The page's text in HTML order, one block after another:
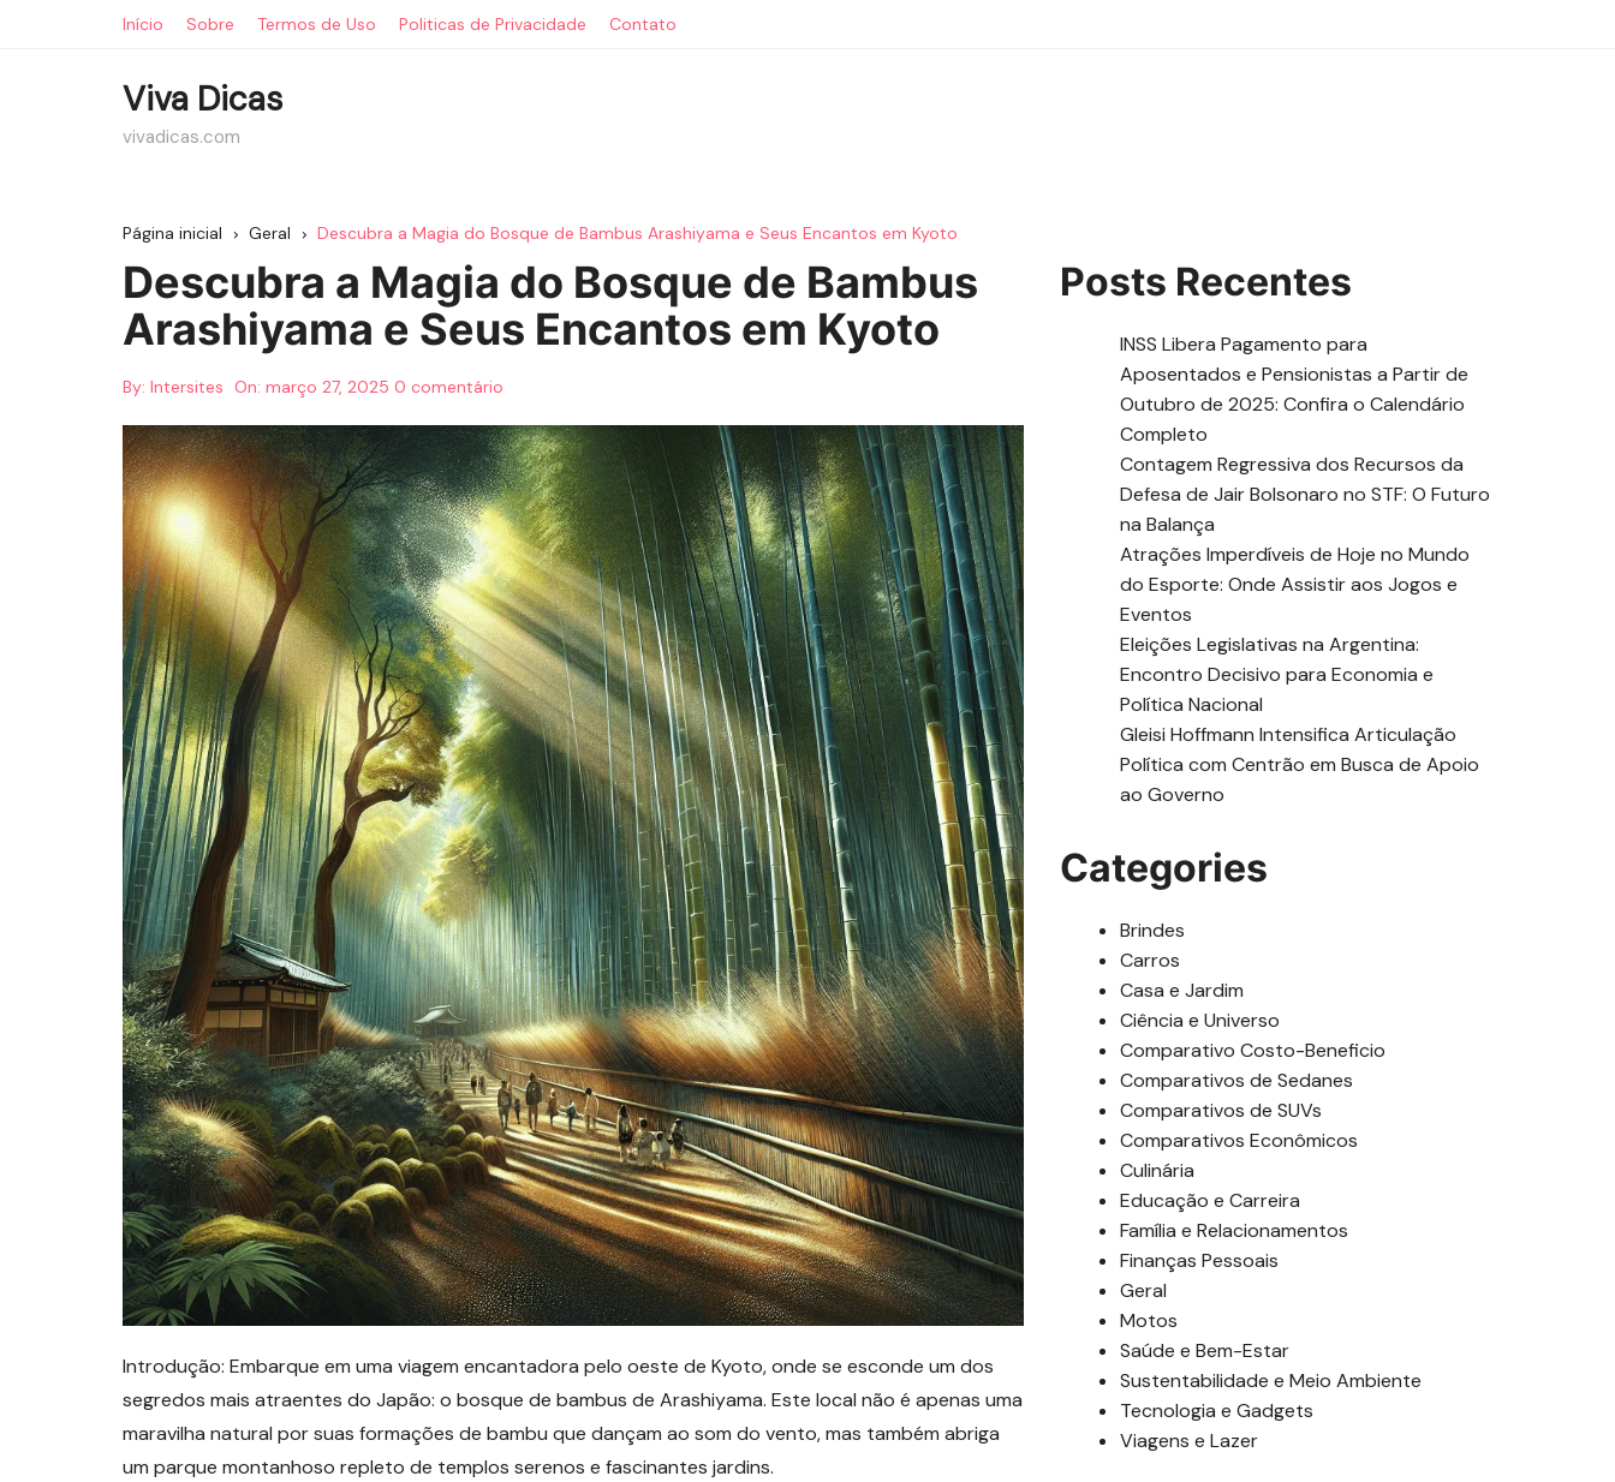
Início Sobre Termos de Uso Politicas de Privacidade Contato
Viva Dicas
vivadicas.com
Página inicial Geral Descubra a Magia do Bosque de Bambus Arashiyama e Seus Encantos em Kyoto
Descubra a Magia do Bosque de Bambus
Arashiyama e Seus Encantos em Kyoto
By: Intersites On: março 27, 2025 0 comentário
Introdução: Embarque em uma viagem encantadora pelo oeste de Kyoto, onde se esconde um dos
segredos mais atraentes do Japão: o bosque de bambus de Arashiyama. Este local não é apenas uma
maravilha natural por suas formações de bambu que dançam ao som do vento, mas também abriga
um parque montanhoso repleto de templos serenos e fascinantes jardins.
Posts Recentes
INSS Libera Pagamento para
Aposentados e Pensionistas a Partir de
Outubro de 2025: Confira o Calendário
Completo
Contagem Regressiva dos Recursos da
Defesa de Jair Bolsonaro no STF: O Futuro
na Balança
Atrações Imperdíveis de Hoje no Mundo
do Esporte: Onde Assistir aos Jogos e
Eventos
Eleições Legislativas na Argentina:
Encontro Decisivo para Economia e
Política Nacional
Gleisi Hoffmann Intensifica Articulação
Política com Centrão em Busca de Apoio
ao Governo
Categories
Brindes
Carros
Casa e Jardim
Ciência e Universo
Comparativo Costo-Beneficio
Comparativos de Sedanes
Comparativos de SUVs
Comparativos Econômicos
Culinária
Educação e Carreira
Família e Relacionamentos
Finanças Pessoais
Geral
Motos
Saúde e Bem-Estar
Sustentabilidade e Meio Ambiente
Tecnologia e Gadgets
Viagens e Lazer